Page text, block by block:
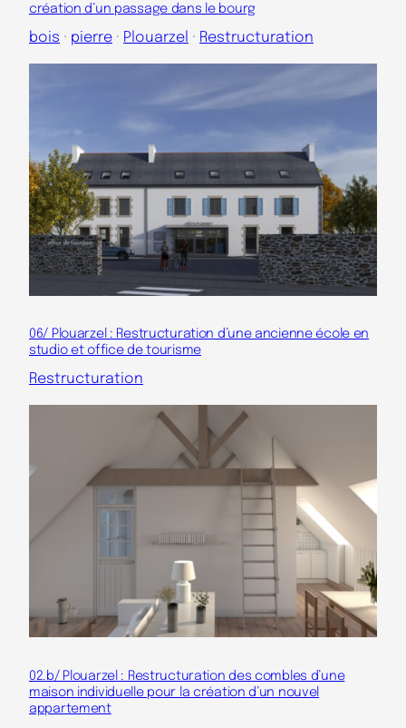
création d’un passage dans le bourg
bois · pierre · Plouarzel · Restructuration
06/ Plouarzel : Restructuration d’une ancienne école en
studio et office de tourisme
Restructuration
02.b/ Plouarzel : Restructuration des combles d’une
maison individuelle pour la création d’un nouvel
appartement